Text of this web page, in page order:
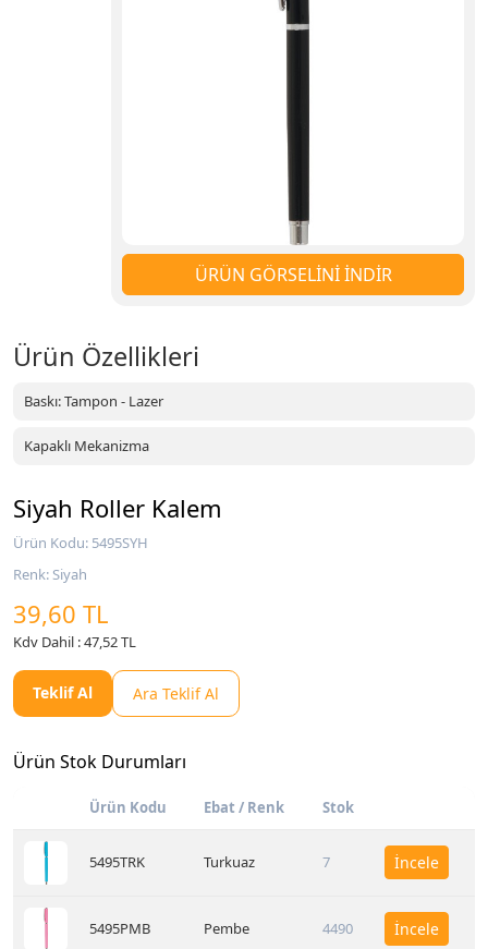
ÜRÜN GÖRSELİNİ İNDİR
Ürün Özellikleri
Baskı: Tampon - Lazer
Kapaklı Mekanizma
Siyah Roller Kalem
Ürün Kodu: 5495SYH
Renk: Siyah
39,60 TL
Kdv Dahil : 47,52 TL
Teklif Al Ara Teklif Al
Ürün Stok Durumları
Ürün Kodu Ebat / Renk Stok
5495TRK Turkuaz 7 İncele
5495PMB Pembe 4490 İncele